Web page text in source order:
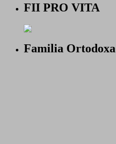
FII PRO VITA
Familia Ortodoxa